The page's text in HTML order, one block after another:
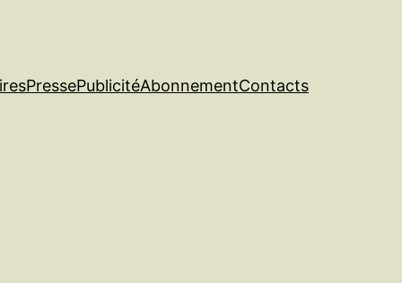
PressePublicitéAbonnementContacts